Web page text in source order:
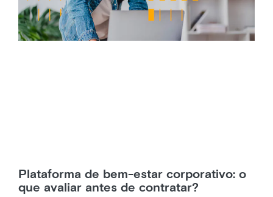
Plataforma de bem-estar corporativo: o
que avaliar antes de contratar?